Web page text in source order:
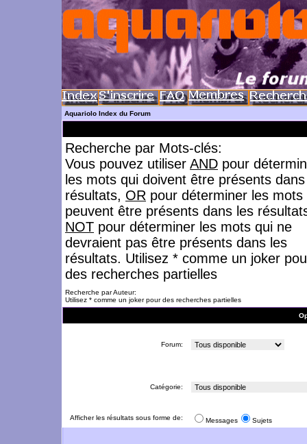
Aquariolo Index du Forum
Recherche par Mots-clés:
Vous pouvez utiliser AND pour
les mots qui doivent être présents
résultats, OR pour déterminer les mots
peuvent être présents dans les
NOT pour déterminer les mots qui ne
devraient pas être présents dans les
résultats. Utilisez * comme un joker
des recherches partielles
Recherche par Auteur:
Utilisez * comme un joker pour des recherches partielles
Forum:
Catégorie:
Afficher les résultats sous forme de: Messages Sujets